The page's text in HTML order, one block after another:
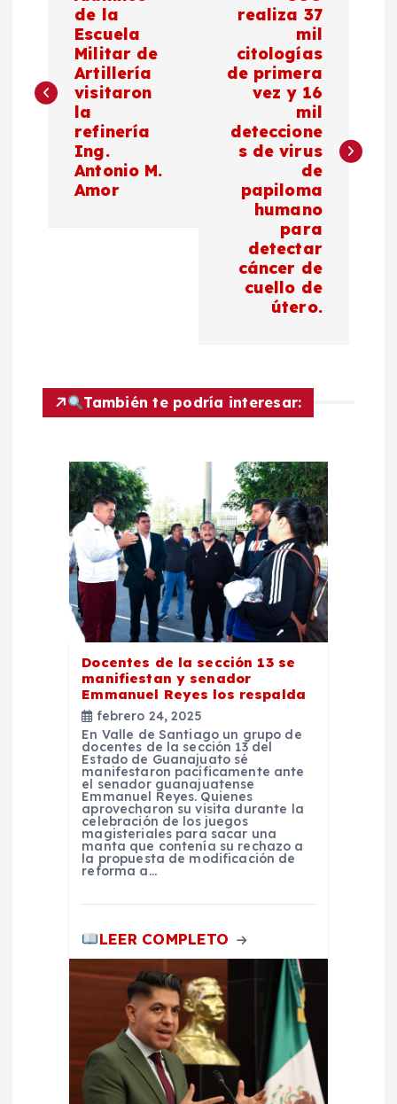
e
d
de la
Escuela
Militar de
Artillería
visitaron
la
refinería
Ing.
Antonio M.
Amor
realiza 37
mil
citologías
de primera
vez y 16
mil
deteccione
s de virus
de
papiloma
humano
para
detectar
cáncer de
cuello de
útero.
También te podría interesar:
Docentes de la sección 13 se
manifiestan y senador
Emmanuel Reyes los respalda
febrero 24, 2025
En Valle de Santiago un grupo de
docentes de la sección 13 del
Estado de Guanajuato sé
manifestaron pacíficamente ante
el senador guanajuatense
Emmanuel Reyes. Quienes
aprovecharon su visita durante la
celebración de los juegos
magisteriales para sacar una
manta que contenía su rechazo a
la propuesta de modificación de
reforma a…
LEER COMPLETO